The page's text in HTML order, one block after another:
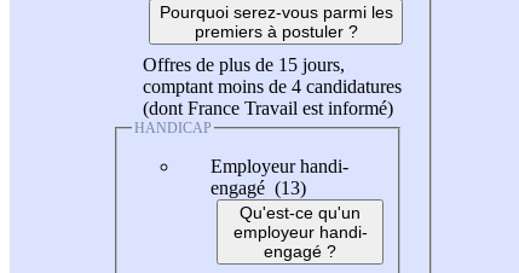
Pourquoi serez-vous parmi les
premiers à postuler ?
Offres de plus de 15 jours,
comptant moins de 4 candidatures
(dont France Travail est informé)
HANDICAP
Employeur handi-
engagé (13)
Qu'est-ce qu'un
employeur handi-
engagé ?